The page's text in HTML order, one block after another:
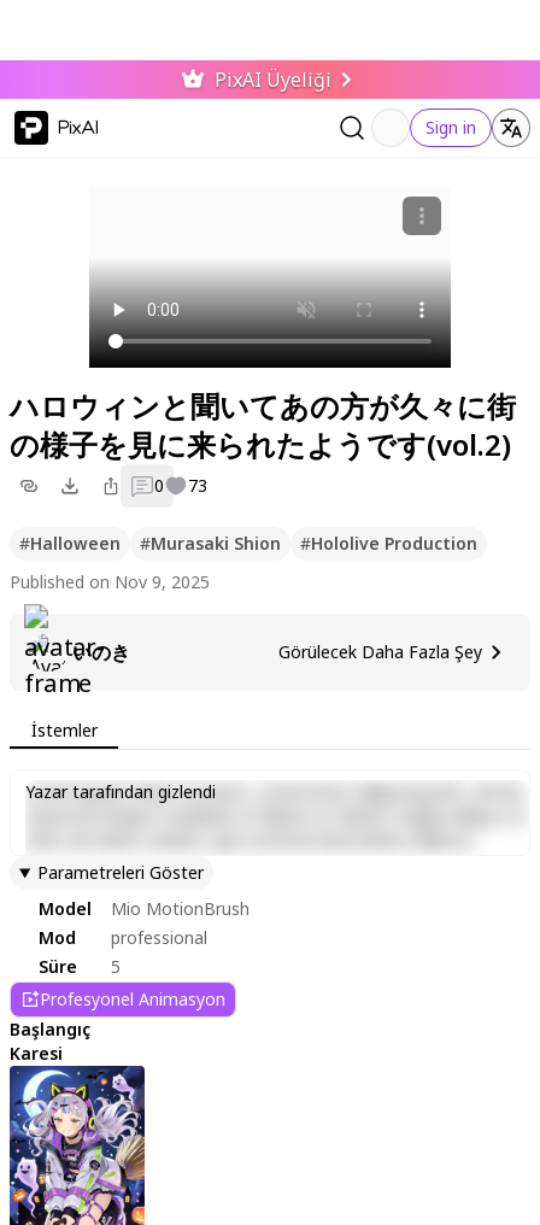
PixAI Üyeliği
PixAI Sign in
ハロウィンと聞いてあの方が久々に街
の様子を見に来られたようです(vol.2)
0 73
#Halloween #Murasaki Shion #Hololive Production
Published on Nov 9, 2025
いのき Görülecek Daha Fazla Şey
İstemler
Lorem ipsum dolor sit amet, consectetur adipiscing elit, sed do
laboris nisi ut aliquip ex ea commodo consequat. Duis aute irure
fugiat nulla pariatur. Excepteur sint occaecat cupidatat non
proident, sunt in culpa qui officia deserunt mollit anim id est
laborum.
Yazar tarafından gizlendi
Parametreleri Göster
Model
Mio MotionBrush
Mod
professional
Süre
5
Profesyonel Animasyon
Başlangıç
Karesi